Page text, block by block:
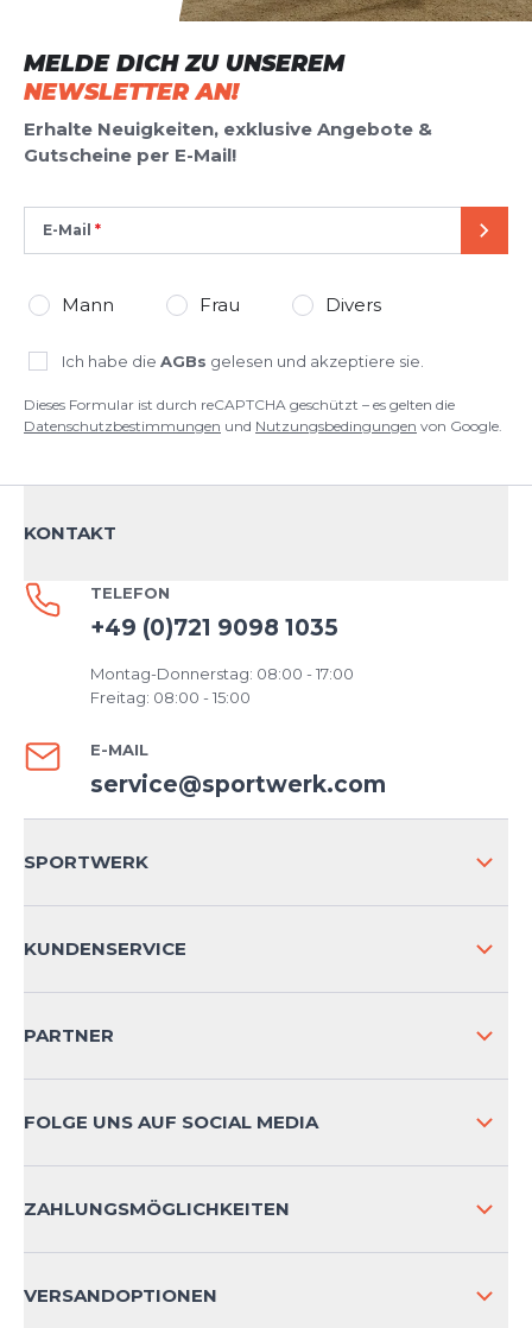
MELDE DICH ZU UNSEREM
NEWSLETTER AN!
Erhalte Neuigkeiten, exklusive Angebote &
Gutscheine per E-Mail!
E-Mail
Mann Frau Divers
Ich habe die AGBs gelesen und akzeptiere sie.
Dieses Formular ist durch reCAPTCHA geschützt – es gelten die
Datenschutzbestimmungen und Nutzungsbedingungen von Google.
KONTAKT
TELEFON
+49 (0)721 9098 1035
Montag-Donnerstag: 08:00 - 17:00
Freitag: 08:00 - 15:00
E-MAIL
service@sportwerk.com
SPORTWERK
KUNDENSERVICE
KONTAKT
PRODUKTSICHERHEIT
PARTNER
FOLGE UNS AUF SOCIAL MEDIA
ZAHLUNGSMÖGLICHKEITEN
VERSANDOPTIONEN